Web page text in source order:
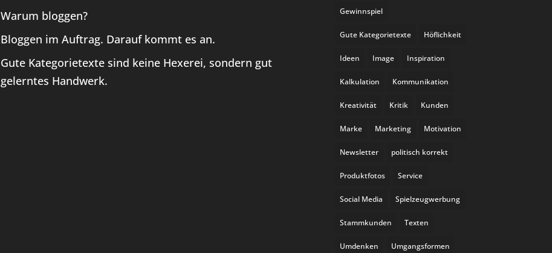
Warum bloggen?
Bloggen im Auftrag. Darauf kommt es an.
Gute Kategorietexte sind keine Hexerei, sondern gut
gelerntes Handwerk.
Gewinnspiel
Gute Kategorietexte Höflichkeit
Ideen Image Inspiration
Kalkulation Kommunikation
Kreativität Kritik Kunden
Marke Marketing Motivation
Newsletter politisch korrekt
Produktfotos Service
Social Media Spielzeugwerbung
Stammkunden Texten
Umdenken Umgangsformen